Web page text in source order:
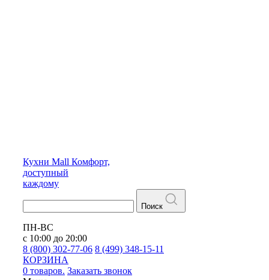
Кухни Mall Комфорт,
доступный
каждому
Поиск
ПН-ВС
с 10:00 до 20:00
8 (800) 302-77-06 8 (499) 348-15-11
КОРЗИНА
0 товаров. Заказать звонок